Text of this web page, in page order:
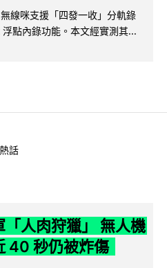
線咪支援「四發一收」分軌錄
點內錄功能。本文經實測其...
話
人肉狩獵」 無人機
40 秒仍被炸傷